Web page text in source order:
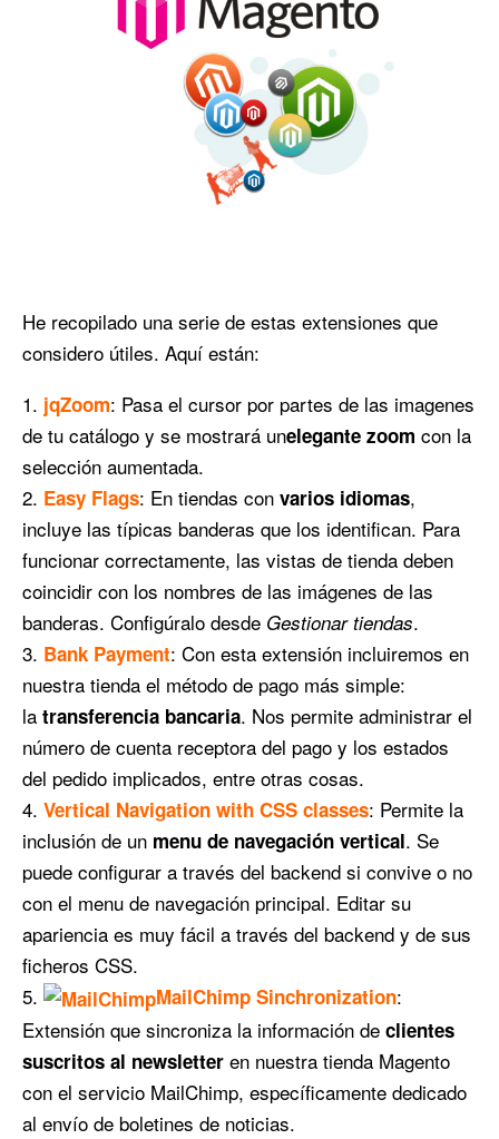
He recopilado una serie de estas extensiones que
considero útiles. Aquí están:
jqZoom: Pasa el cursor por partes de las imagenes
de tu catálogo y se mostrará unelegante zoom con la
selección aumentada.
Easy Flags: En tiendas con varios idiomas,
incluye las típicas banderas que los identifican. Para
funcionar correctamente, las vistas de tienda deben
coincidir con los nombres de las imágenes de las
banderas. Configúralo desde Gestionar tiendas.
Bank Payment: Con esta extensión incluiremos en
nuestra tienda el método de pago más simple:
la transferencia bancaria. Nos permite administrar el
número de cuenta receptora del pago y los estados
del pedido implicados, entre otras cosas.
Vertical Navigation with CSS classes: Permite la
inclusión de un menu de navegación vertical. Se
puede configurar a través del backend si convive o no
con el menu de navegación principal. Editar su
apariencia es muy fácil a través del backend y de sus
ficheros CSS.
MailChimp Sinchronization:
Extensión que sincroniza la información de clientes
suscritos al newsletter en nuestra tienda Magento
con el servicio MailChimp, específicamente dedicado
al envío de boletines de noticias.